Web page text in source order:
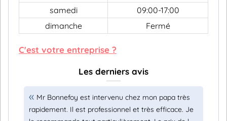
samedi
09:00-17:00
dimanche
Fermé
C'est votre entreprise ?
Les derniers avis
Mr Bonnefoy est intervenu chez mon papa très
rapidement. Il est professionnel et très efficace. Je